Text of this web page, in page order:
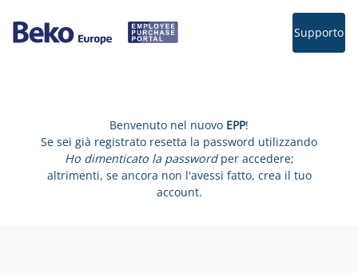
Supporto
Benvenuto nel nuovo EPP!
Se sei già registrato resetta la password utilizzando
Ho dimenticato la passwordper accedere;
altrimenti, se ancora non l'avessi fatto, crea il tuo
account.